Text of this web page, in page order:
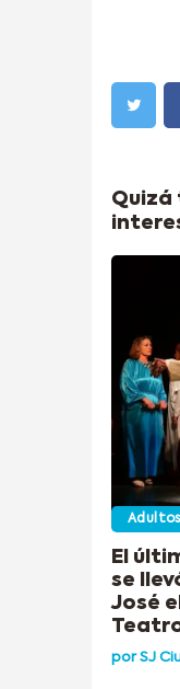
El
se
José
porSJ